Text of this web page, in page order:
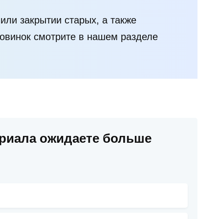
закрытии старых, а также
смотрите в нашем разделе
ожидаете больше